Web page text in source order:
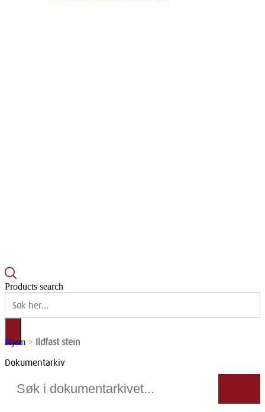
Products search
Hjem > Ildfast stein
Dokumentarkiv